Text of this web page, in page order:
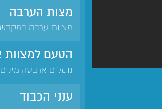
ישראל. מדוע אין
מצות הערבה
מצוות ערבה
של סוכות. הושענא
בסוכות.
הטעם למצוות
נוטלים ארבעה
בנטילת ארבעת
ענני הכבוד